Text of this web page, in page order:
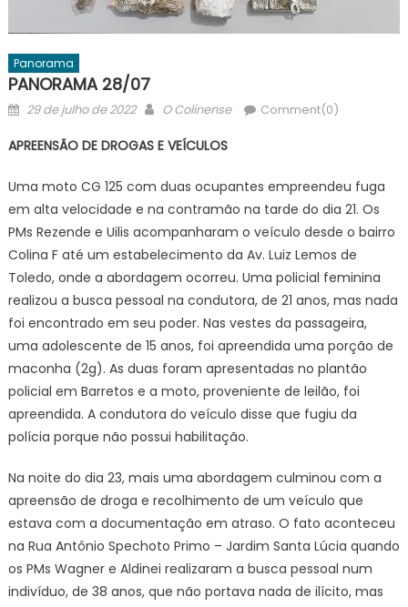
Panorama
PANORAMA 28/07
Posted
29 de julho de 2022 Author
O Colinense Comment(0)
APREENSÃO DE DROGAS E VEÍCULOS
Uma moto CG 125 com duas ocupantes empreendeu fuga
em alta velocidade e na contramão na tarde do dia 21. Os
PMs Rezende e Uilis acompanharam o veículo desde o bairro
Colina F até um estabelecimento da Av. Luiz Lemos de
Toledo, onde a abordagem ocorreu. Uma policial feminina
realizou a busca pessoal na condutora, de 21 anos, mas nada
foi encontrado em seu poder. Nas vestes da passageira,
uma adolescente de 15 anos, foi apreendida uma porção de
maconha (2g). As duas foram apresentadas no plantão
policial em Barretos e a moto, proveniente de leilão, foi
apreendida. A condutora do veículo disse que fugiu da
polícia porque não possui habilitação.
Na noite do dia 23, mais uma abordagem culminou com a
apreensão de droga e recolhimento de um veículo que
estava com a documentação em atraso. O fato aconteceu
na Rua Antônio Spechoto Primo – Jardim Santa Lúcia quando
os PMs Wagner e Aldinei realizaram a busca pessoal num
indivíduo, de 38 anos, que não portava nada de ilícito, mas